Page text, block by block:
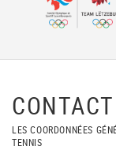
LES COORDONNÉES
TENNIS